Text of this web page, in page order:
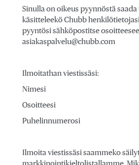
Sinulla on oikeus pyynnöstä saada
käsitteleekö Chubb
pyyntösi sähköpostitse
asiakaspalvelu@chubb.com
Ilmoitathan viestissäsi:
Nimesi
Osoitteesi
Puhelinnumerosi
Ilmoita viestissäsi saammeko